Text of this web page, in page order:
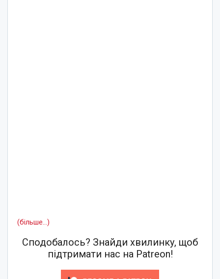
(більше…)
Сподобалось? Знайди хвилинку, щоб
підтримати нас на Patreon!